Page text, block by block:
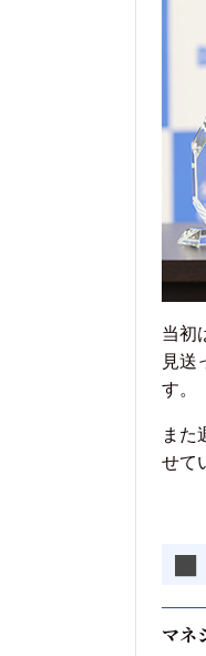
当初
見送
す。
また
せて
■
マネ